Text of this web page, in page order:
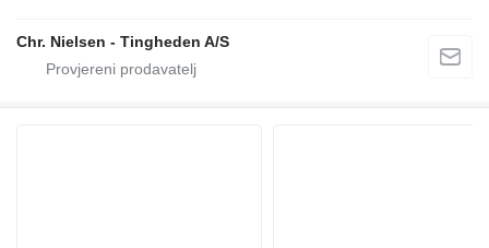
Chr. Nielsen - Tingheden A/S